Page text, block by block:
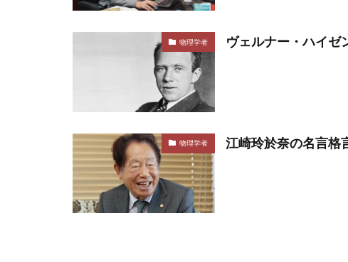
物理学者 ヴェルナー・ハイゼ
物理学者 江崎玲於奈の名言格